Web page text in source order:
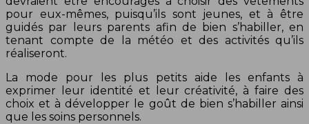
pour eux-mêmes, puisqu’ils sont jeunes, et à être
guidés par leurs parents afin de bien s’habiller, en
tenant compte de la météo et des activités qu’ils
réaliseront.
La mode pour les plus petits aide les enfants à
exprimer leur identité et leur créativité, à faire des
choix et à développer le goût de bien s’habiller ainsi
que les soins personnels.